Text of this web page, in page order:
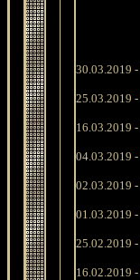
30.03.2019 -
25.03.2019 -
16.03.2019 -
04.03.2019 -
02.03.2019 -
01.03.2019 -
25.02.2019 -
16.02.2019 -